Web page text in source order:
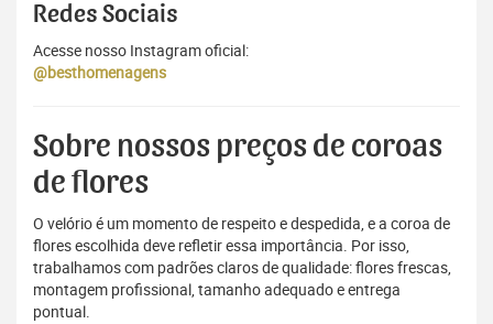
Redes Sociais
Acesse nosso Instagram oficial:
@besthomenagens
Sobre nossos preços de coroas
de flores
O velório é um momento de respeito e despedida, e a coroa de
flores escolhida deve refletir essa importância. Por isso,
trabalhamos com padrões claros de qualidade: flores frescas,
montagem profissional, tamanho adequado e entrega
pontual.